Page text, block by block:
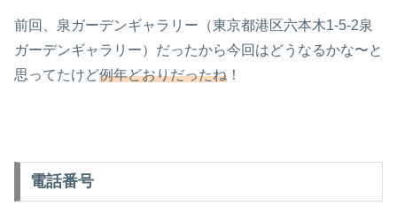
前回、泉ガーデンギャラリー（東京都港区六本木1-5-2泉
ガーデンギャラリー）だったから今回はどうなるかな〜と
思ってたけど例年どおりだったね ！
電話番号